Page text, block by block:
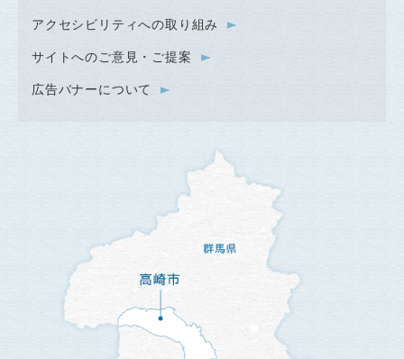
アクセシビリティへの取り組み
サイトへのご意見・ご提案
広告バナーについて